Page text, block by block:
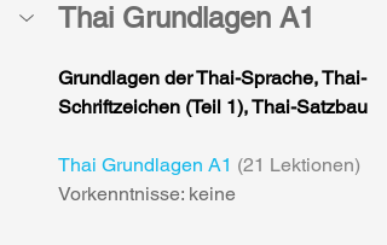
Thai Grundlagen A1
Grundlagen der Thai-Sprache, Thai-
Schriftzeichen (Teil 1), Thai-Satzbau
Thai Grundlagen A1 (21 Lektionen)
Vorkenntnisse: keine